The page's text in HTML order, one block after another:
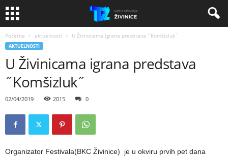
Početna aktuelnosti U Živinicama igrana predstava ˝Komšizluk˝
AKTUELNOSTI
U Živinicama igrana predstava
˝Komšizluk˝
02/04/2019 2015 0
Organizator Festivala(BKC Živinice) je u okviru prvih pet dana